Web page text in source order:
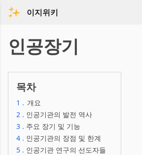
이지위키
인공장기
목차
1 . 개요
2 . 인공기관의 발전 역사
3 . 주요 장기 및 기능
4 . 인공기관의 장점 및 한계
5 . 인공기관 연구의 선도자들